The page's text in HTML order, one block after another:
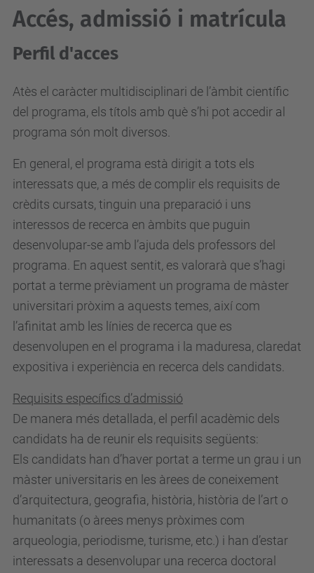
Accés, admissió i matrícula
Perfil d'acces
Atès el caràcter multidisciplinari de l’àmbit científic
del programa, els títols amb què s’hi pot accedir al
programa són molt diversos.
En general, el programa està dirigit a tots els
interessats que, a més de complir els requisits de
crèdits cursats, tinguin una preparació i uns
interessos de recerca en àmbits que puguin
desenvolupar-se amb l’ajuda dels professors del
programa. En aquest sentit, es valorarà que s’hagi
portat a terme prèviament un programa de màster
universitari pròxim a aquests temes, així com
l’afinitat amb les línies de recerca que es
desenvolupen en el programa i la maduresa, claredat
expositiva i experiència en recerca dels candidats.
Requisits específics d’admissió
De manera més detallada, el perfil acadèmic dels
candidats ha de reunir els requisits següents:
Els candidats han d’haver portat a terme un grau i un
màster universitaris en les àrees de coneixement
d’arquitectura, geografia, història, història de l’art o
humanitats (o àrees menys pròximes com
arqueologia, periodisme, turisme, etc.) i han d’estar
interessats a desenvolupar una recerca doctoral